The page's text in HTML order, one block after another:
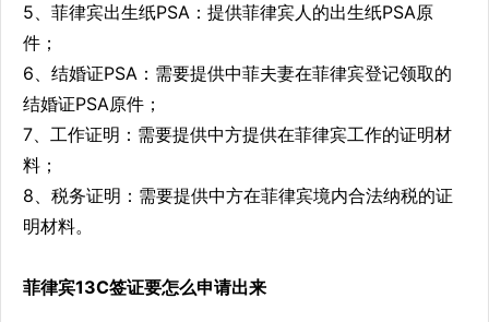
5、菲律宾出生纸PSA：提供菲律宾人的出生纸PSA原
件；
6、结婚证PSA：需要提供中菲夫妻在菲律宾登记领取的
结婚证PSA原件；
7、工作证明：需要提供中方提供在菲律宾工作的证明材
料；
8、税务证明：需要提供中方在菲律宾境内合法纳税的证
明材料。
菲律宾13C签证要怎么申请出来